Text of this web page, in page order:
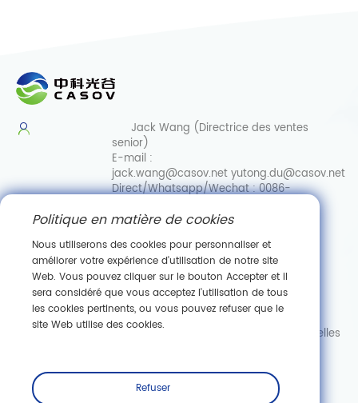
Jack Wang (Directrice des ventes
senior)
E-mail :
jack.wang@casov.netyutong.du@casov.net
Direct/Whatsapp/Wechat :0086-
info@casovbio.net
Direct/Whatsapp/Wechat :0086-
15307143249
Pôle d'innovation en biologie synthétique de Wuhan
89, rue Gaokeyuan 3, zone de développement de nouvelles
S'abonner
Politique en matière de cookies
Nous utiliserons des cookies pour personnaliser et
améliorer votre expérience d'utilisation de notre site
Web. Vous pouvez cliquer sur le bouton Accepter et il
sera considéré que vous acceptez l'utilisation de tous
les cookies pertinents, ou vous pouvez refuser que le
site Web utilise des cookies.
Refuser